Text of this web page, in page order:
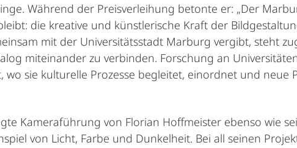
Während der Preisverleihung betonte er: „Der
die kreative und künstlerische Kraft der
mit der Universitätsstadt Marburg vergibt, steht
miteinander zu verbinden. Forschung an
sie kulturelle Prozesse begleitet, einordnet und neue
Kameraführung von Florian Hoffmeister ebenso wie
von Licht, Farbe und Dunkelheit. Bei all seinen